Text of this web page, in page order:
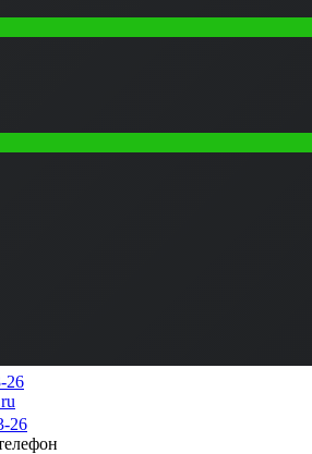
26
26